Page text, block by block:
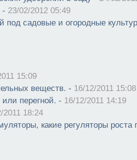
- 23/02/2012 05:49
садовые и огородные
15:09
веществ. - 16/12/2011 15:08
перегной. - 16/12/2011 14:19
2011 18:24
какие регуляторы